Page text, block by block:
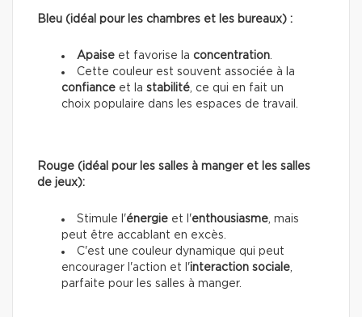
Bleu (idéal pour les chambres et les bureaux) :
Apaise et favorise la concentration
Cette couleur est souvent associée à la
confiance et la stabilité , ce qui en fait un
choix populaire dans les espaces de travail.
Rouge (idéal pour les salles à manger et les salles
de jeux):
Stimule l'énergie et l'enthousiasme , mais
peut être accablant en excès.
C'est une couleur dynamique qui peut
encourager l'action et l'interaction sociale
parfaite pour les salles à manger.